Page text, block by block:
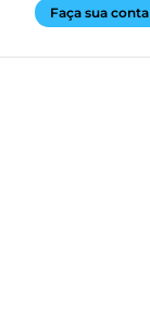
Faça sua conta